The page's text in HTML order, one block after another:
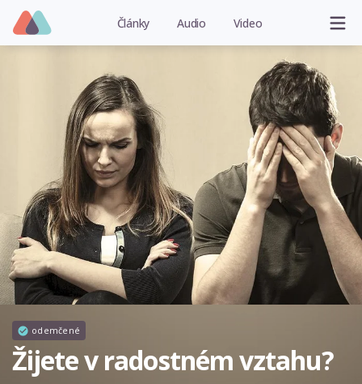
Články Audio Video
odemčené
Žijete v radostném vztahu?